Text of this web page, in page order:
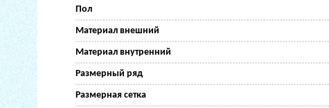
Пол
Материал внешний
Материал внутренний
Размерный ряд
Размерная сетка